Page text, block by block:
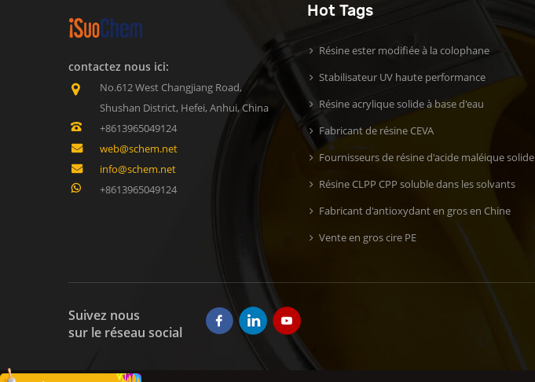
contactez nous ici:
No.612 West Changjiang Road,
Shushan District, Hefei, Anhui, China
+8613965049124
web@schem.net
info@schem.net
+8613965049124
Hot Tags
Résine ester modifiée à la colophane
Stabilisateur UV haute performance
Résine acrylique solide à base d'eau
Fabricant de résine CEVA
Fournisseurs de résine d'acide maléique solide
Résine CLPP CPP soluble dans les solvants
Fabricant d'antioxydant en gros en Chine
Vente en gros cire PE
Suivez nous
sur le réseau social